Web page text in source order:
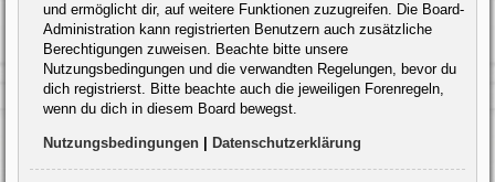
und ermöglicht dir, auf weitere Funktionen zuzugreifen. Die Board-
Administration kann registrierten Benutzern auch zusätzliche
Berechtigungen zuweisen. Beachte bitte unsere
Nutzungsbedingungen und die verwandten Regelungen, bevor du
dich registrierst. Bitte beachte auch die jeweiligen Forenregeln,
wenn du dich in diesem Board bewegst.
Nutzungsbedingungen Datenschutzerklärung